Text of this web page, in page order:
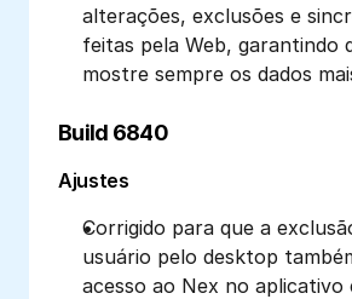
alterações, exclusões e
feitas pela Web, garantindo
mostre sempre os dados
Build 6840
Ajustes
Corrigido para que a
usuário pelo desktop
acesso ao Nex no aplicativo